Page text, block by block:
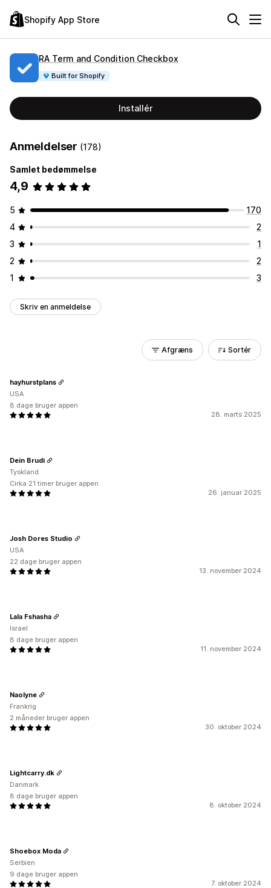
Shopify App Store
RA Term and Condition Checkbox
Built for Shopify
Installér
Anmeldelser (178)
Samlet bedømmelse
4,9
5
170
4
2
3
1
2
2
1
3
Skriv en anmeldelse
Afgræns Sortér
28. marts 2025
hayhurstplans
USA
8 dage bruger appen
26. januar 2025
Dein Brudi
Tyskland
Cirka 21 timer bruger appen
13. november 2024
Josh Dores Studio
USA
22 dage bruger appen
11. november 2024
Lala Fshasha
Israel
8 dage bruger appen
30. oktober 2024
Naolyne
Frankrig
2 måneder bruger appen
8. oktober 2024
Lightcarry.dk
Danmark
8 dage bruger appen
7. oktober 2024
Shoebox Moda
Serbien
9 dage bruger appen